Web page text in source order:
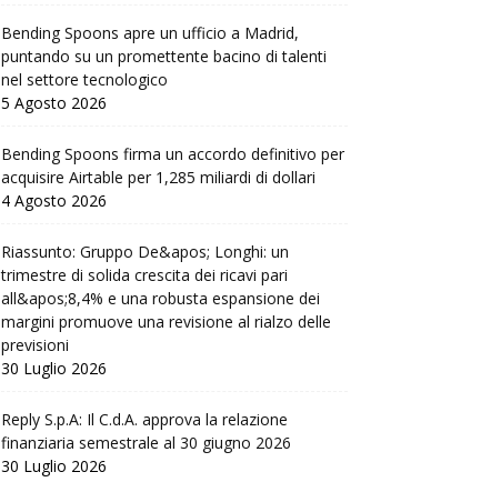
Bending Spoons apre un ufficio a Madrid,
puntando su un promettente bacino di talenti
nel settore tecnologico
5 Agosto 2026
Bending Spoons firma un accordo definitivo per
acquisire Airtable per 1,285 miliardi di dollari
4 Agosto 2026
Riassunto: Gruppo De&apos; Longhi: un
trimestre di solida crescita dei ricavi pari
all&apos;8,4% e una robusta espansione dei
margini promuove una revisione al rialzo delle
previsioni
30 Luglio 2026
Reply S.p.A: Il C.d.A. approva la relazione
finanziaria semestrale al 30 giugno 2026
30 Luglio 2026